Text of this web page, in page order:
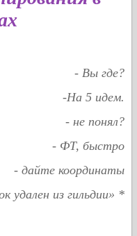
- Вы где?
-На 5 идем.
- не понял?
- ФТ, быстро
- дайте координаты
удален из гильдии» *